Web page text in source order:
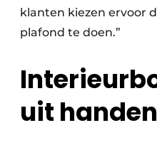
klanten kiezen ervoor
plafond te doen.”
uit